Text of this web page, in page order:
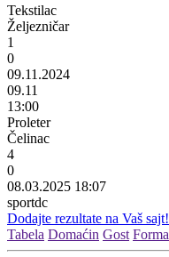
Tekstilac
Željezničar
1
0
09.11.2024
09.11
13:00
Proleter
Čelinac
4
0
08.03.2025 18:07
sportdc
Dodajte rezultate na Vaš sajt!
Tabela Domaćin Gost Forma